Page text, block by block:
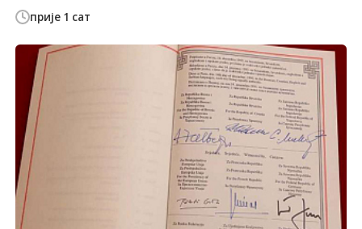
прије 1 сат